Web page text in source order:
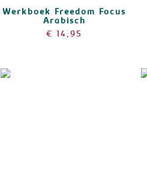
Werkboek Freedom Focus
Arabisch
€
14,95